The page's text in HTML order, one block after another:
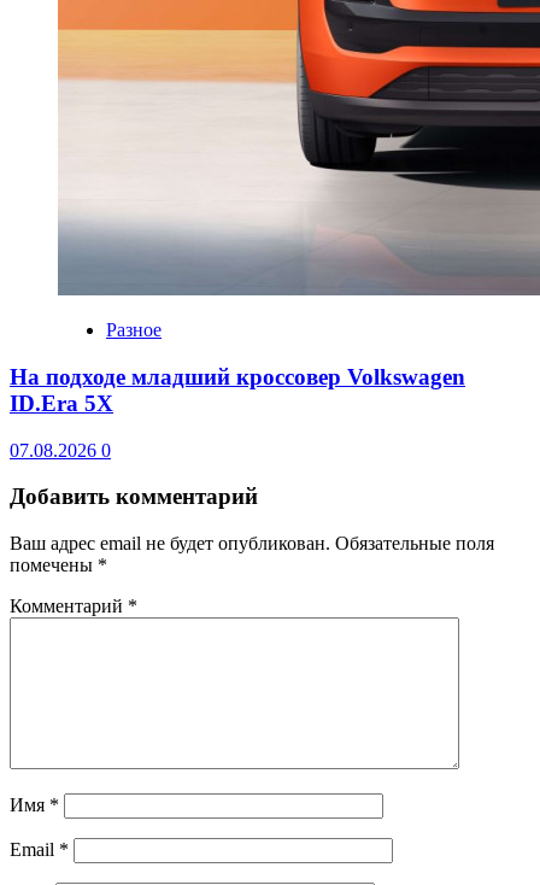
Разное
На подходе младший кроссовер Volkswagen
ID.Era 5X
07.08.2026 0
Добавить комментарий
Ваш адрес email не будет опубликован. Обязательные поля
помечены *
Комментарий *
Имя *
Email *